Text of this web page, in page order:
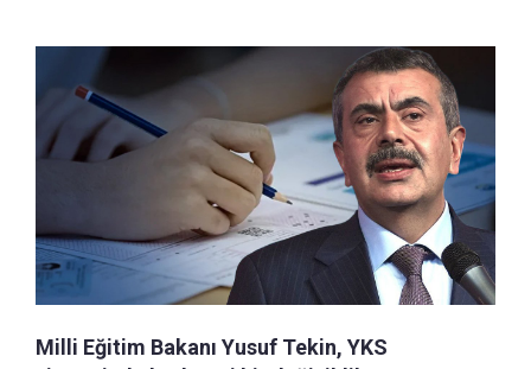
Milli Eğitim Bakanı Yusuf Tekin, YKS